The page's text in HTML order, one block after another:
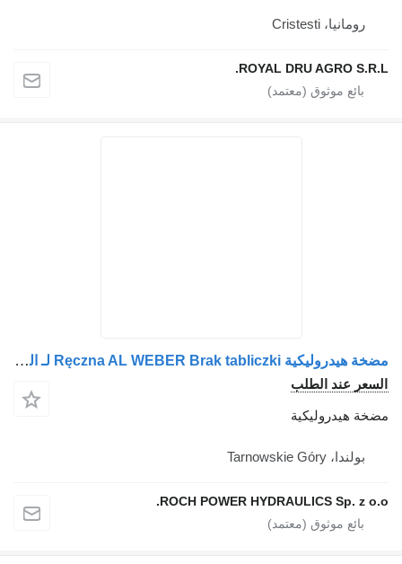
رومانيا، Cristesti
ROYAL DRU AGRO S.R.L.
مضخة هيدروليكية Ręczna AL WEBER Brak tabliczki لـ الشاحنات MAN
السعر عند الطلب
مضخة هيدروليكية
بولندا، Tarnowskie Góry
ROCH POWER HYDRAULICS Sp. z o.o.